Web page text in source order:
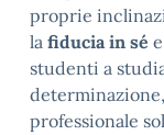
proprie
la fiducia in sé
studenti a
professionale